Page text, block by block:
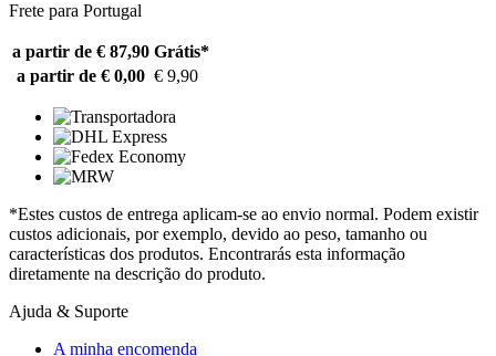
Frete para Portugal
a partir de € 87,90 Grátis*
a partir de € 0,00 € 9,90
*Estes custos de entrega aplicam-se ao envio normal. Podem existir
custos adicionais, por exemplo, devido ao peso, tamanho ou
características dos produtos. Encontrarás esta informação
diretamente na descrição do produto.
Ajuda & Suporte
A minha encomenda